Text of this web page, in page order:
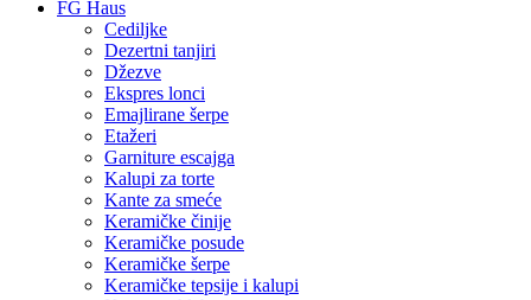
FG Haus
Cediljke
Dezertni tanjiri
Džezve
Ekspres lonci
Emajlirane šerpe
Etažeri
Garniture escajga
Kalupi za torte
Kante za smeće
Keramičke činije
Keramičke posude
Keramičke šerpe
Keramičke tepsije i kalupi